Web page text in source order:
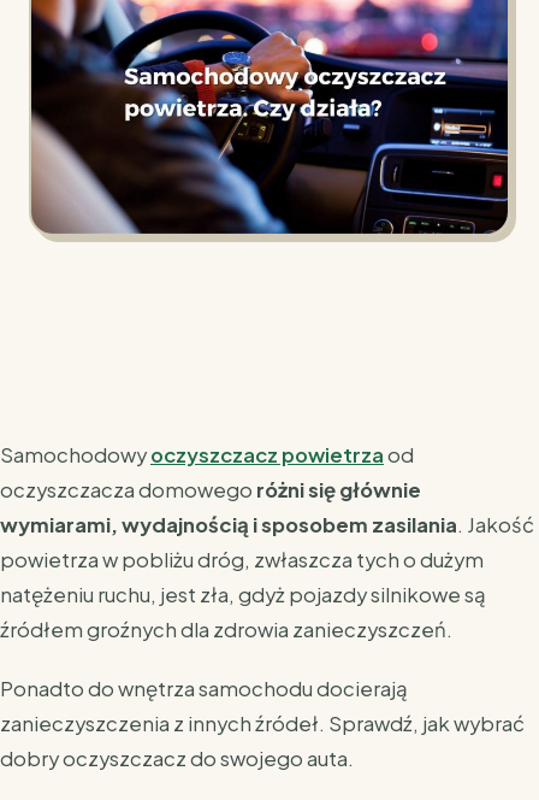
Samochodowyoczyszczacz powietrzaod
oczyszczacza domowego różni się głównie
wymiarami, wydajnością i sposobem zasilania. Jakość
powietrza w pobliżu dróg, zwłaszcza tych o dużym
natężeniu ruchu, jest zła, gdyż pojazdy silnikowe są
źródłem groźnych dla zdrowia zanieczyszczeń.
Ponadto do wnętrza samochodu docierają
zanieczyszczenia z innych źródeł. Sprawdź, jak wybrać
dobry oczyszczacz do swojego auta.